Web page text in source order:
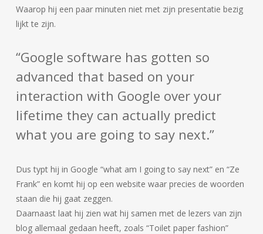
Waarop hij een paar minuten niet met zijn presentatie bezig
lijkt te zijn.
“Google software has gotten so
advanced that based on your
interaction with Google over your
lifetime they can actually predict
what you are going to say next.”
Dus typt hij in Google “what am I going to say next” en “Ze
Frank” en komt hij op een website waar precies de woorden
staan die hij gaat zeggen.
Daarnaast laat hij zien wat hij samen met de lezers van zijn
blog allemaal gedaan heeft, zoals “Toilet paper fashion”